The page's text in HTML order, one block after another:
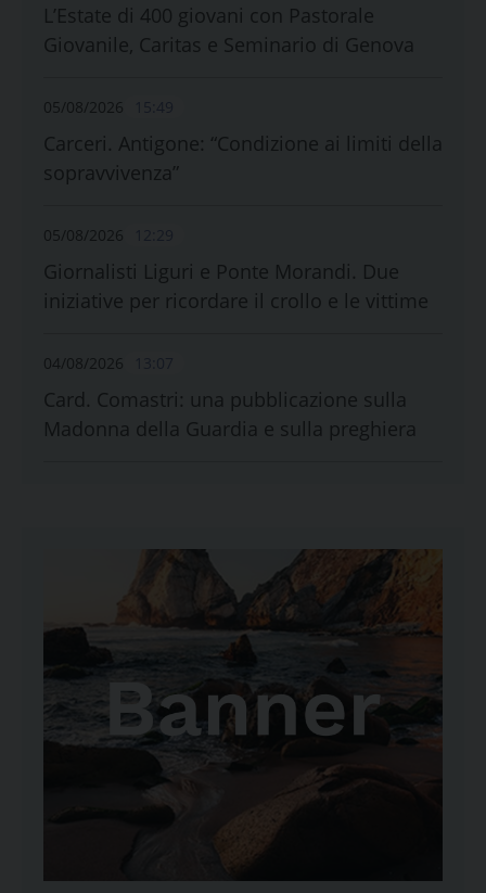
L’Estate di 400 giovani con Pastorale
Giovanile, Caritas e Seminario di Genova
05/08/2026
Carceri. Antigone: “Condizione ai limiti della
sopravvivenza”
05/08/2026
Giornalisti Liguri e Ponte Morandi. Due
iniziative per ricordare il crollo e le vittime
04/08/2026
Card. Comastri: una pubblicazione sulla
Madonna della Guardia e sulla preghiera